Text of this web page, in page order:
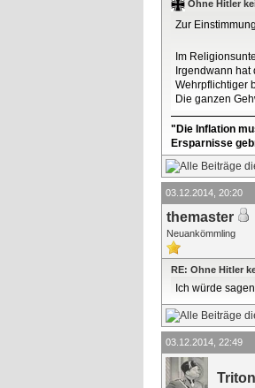
Ohne Hitler
Zur
Im
Irgendwann
Wehrpflichtiger
Die ganzen
"Die Inflation
Ersparnisse
03.12.2014, 20:20
themaster
Neuankömmling
RE: Ohne Hitler
Ich würde
03.12.2014, 22:49
Triton